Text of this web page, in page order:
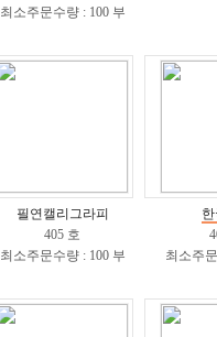
최소주문수량 : 100 부
필연캘리그라피
405 호
최소주문수량 : 100 부
최소주